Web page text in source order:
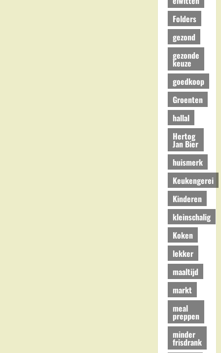
Folders
gezond
gezonde
keuze
goedkoop
Groenten
hallal
Hertog
Jan Bier
huismerk
Keukengerei
Kinderen
kleinschalig
Koken
lekker
maaltijd
markt
meal
preppen
minder
frisdrank